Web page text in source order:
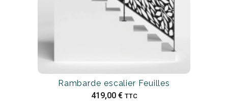
Rambarde escalier Feuilles
419,00 € TTC